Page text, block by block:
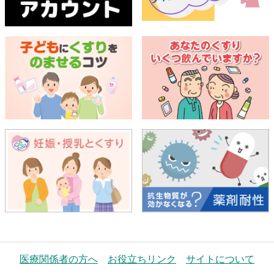
医療関係者の方へ お役立ちリンク サイトについて